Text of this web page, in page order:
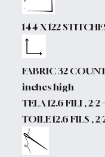
144 X 122
FABRIC 32
inches high
TELA 12.6 FILI , 2/2
TOILE 12.6 FILS ,